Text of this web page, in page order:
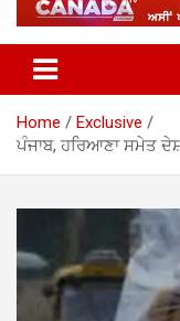
Active
Channel
Home
Exclusive
ਪੰਜਾਬ, ਹਰਿਆਣਾ ਸਮੇਤ